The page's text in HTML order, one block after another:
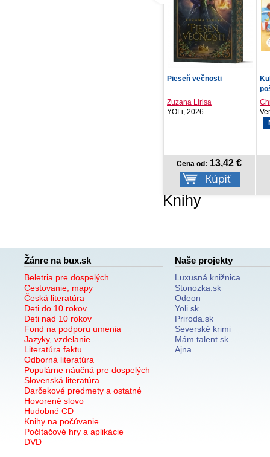
Kubko a Paulínka sa
Christian Tielmann
Verbarium, 2026
Cena od: 5,99 €
Knihy
Žánre na bux.sk
Beletria pre dospelých
Cestovanie, mapy
Česká literatúra
Deti do 10 rokov
Deti nad 10 rokov
Fond na podporu umenia
Jazyky, vzdelanie
Literatúra faktu
Odborná literatúra
Populárne náučná pre dospelých
Slovenská literatúra
Darčekové predmety a ostatné
Hovorené slovo
Hudobné CD
Knihy na počúvanie
Počítačové hry a aplikácie
DVD
Naše projekty
Luxusná knižnica
Stonozka.sk
Odeon
Yoli.sk
Priroda.sk
Severské krimi
Mám talent.sk
Ajna